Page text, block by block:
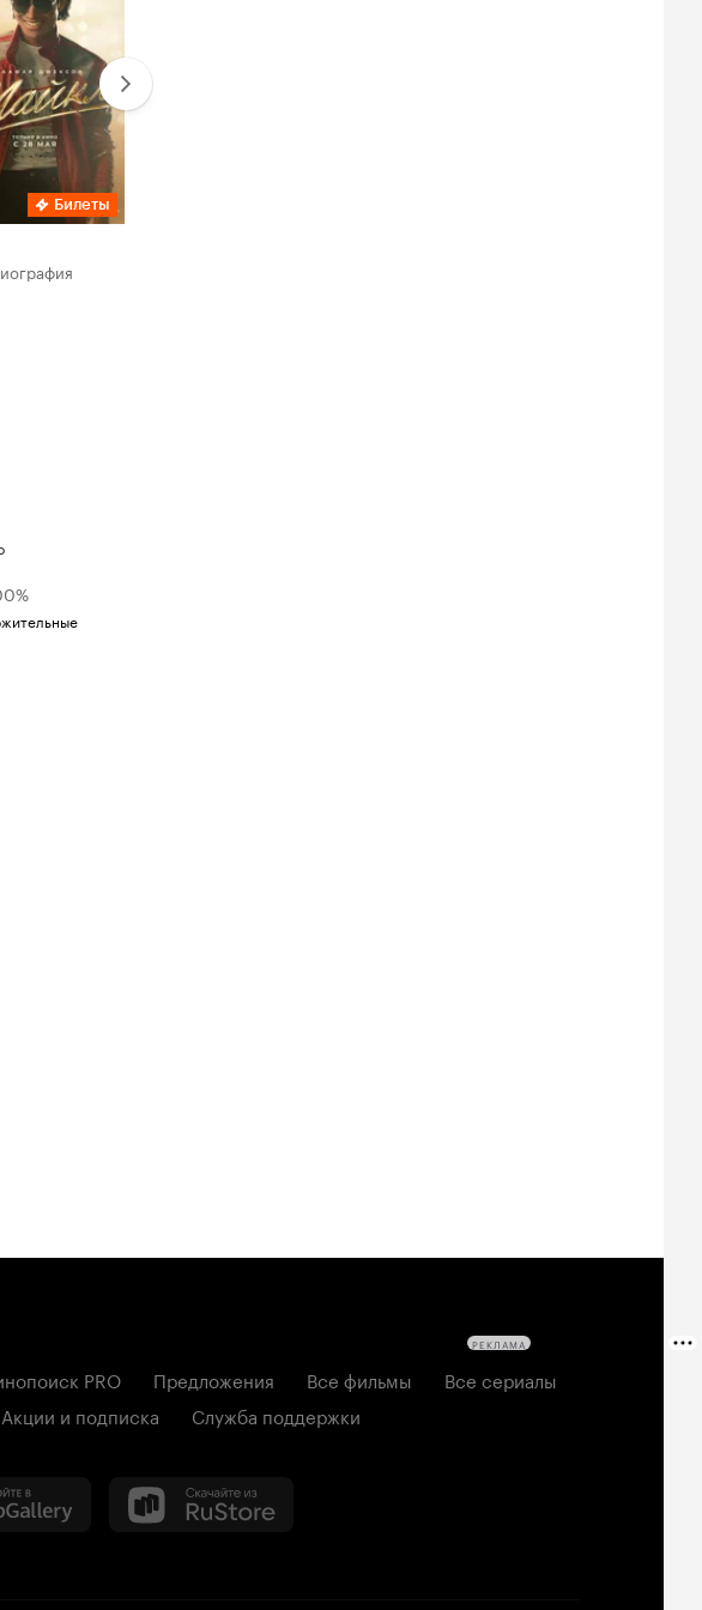
Билеты
%
PRO Предложения Все фильмы
Все сериалы
Акции и подписка Служба поддержки
РЕКЛАМА